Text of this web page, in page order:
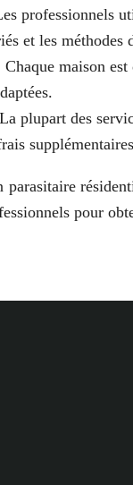
professionnels
et les méthodes
Chaque maison
plupart des
pour